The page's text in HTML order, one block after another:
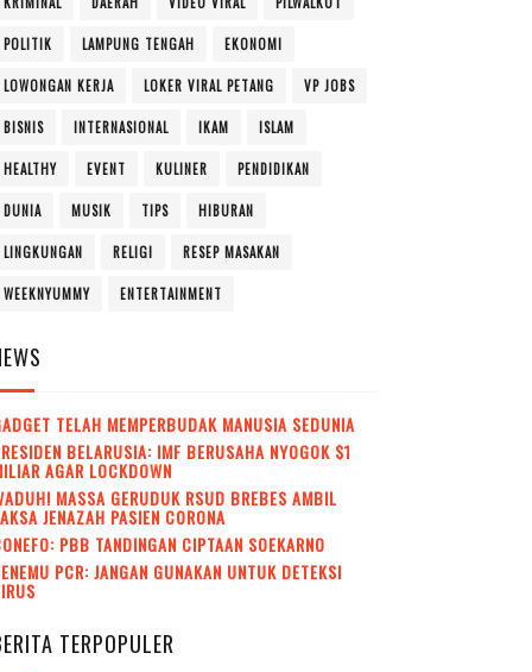
POLITIK LAMPUNG TENGAH EKONOMI
LOWONGAN KERJA LOKER VIRAL PETANG VP JOBS
BISNIS INTERNASIONAL IKAM ISLAM
HEALTHY EVENT KULINER PENDIDIKAN
DUNIA MUSIK TIPS HIBURAN
LINGKUNGAN RELIGI RESEP MASAKAN
WEEKNYUMMY ENTERTAINMENT
TELAH MEMPERBUDAK MANUSIA SEDUNIA
BELARUSIA: IMF BERUSAHA NYOGOK $1
AGAR LOCKDOWN
MASSA GERUDUK RSUD BREBES AMBIL
JENAZAH PASIEN CORONA
PBB TANDINGAN CIPTAAN SOEKARNO
PCR: JANGAN GUNAKAN UNTUK DETEKSI
TERPOPULER